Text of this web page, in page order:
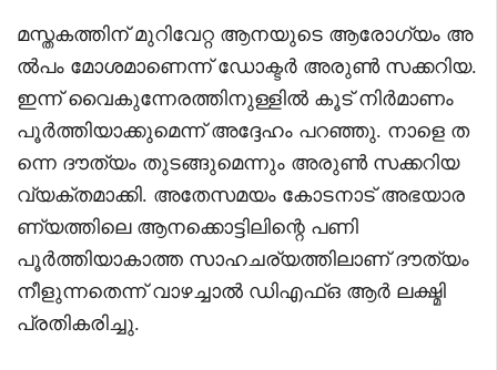
മസ്തകത്തിന് മുറിവേറ്റ ആനയുടെ ആരോഗ്യം അ
ല്‍പം മോശമാണെന്ന് ഡോക്ടര്‍ അരുണ്‍ സക്കറിയ.
ഇന്ന് വൈകുന്നേരത്തിനുള്ളില്‍ കൂട് നിര്‍മാണം
പൂര്‍ത്തിയാക്കുമെന്ന് അദ്ദേഹം പറഞ്ഞു. നാളെ ത
ന്നെ ദൗത്യം തുടങ്ങുമെന്നും അരുണ്‍ സക്കറിയ
വ്യക്തമാക്കി. അതേസമയം കോടനാട് അഭയാര
ണ്യത്തിലെ ആനക്കൊട്ടിലിന്റെ പണി
പൂര്‍ത്തിയാകാത്ത സാഹചര്യത്തിലാണ് ദൗത്യം
നീളുന്നതെന്ന് വാഴച്ചാല്‍ ഡിഎഫ്ഒ ആര്‍ ലക്ഷ്മി
പ്രതികരിച്ചു.